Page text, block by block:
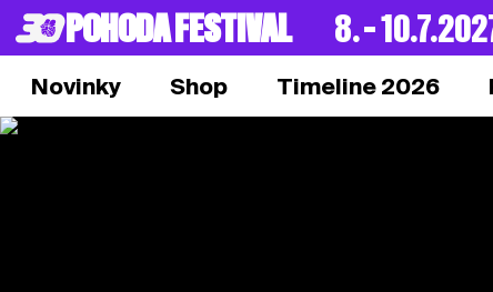
POHODA FESTIVAL 8. –
Novinky Shop Timeline 2026